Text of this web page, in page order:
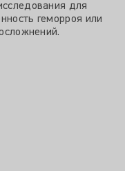
для
геморроя или